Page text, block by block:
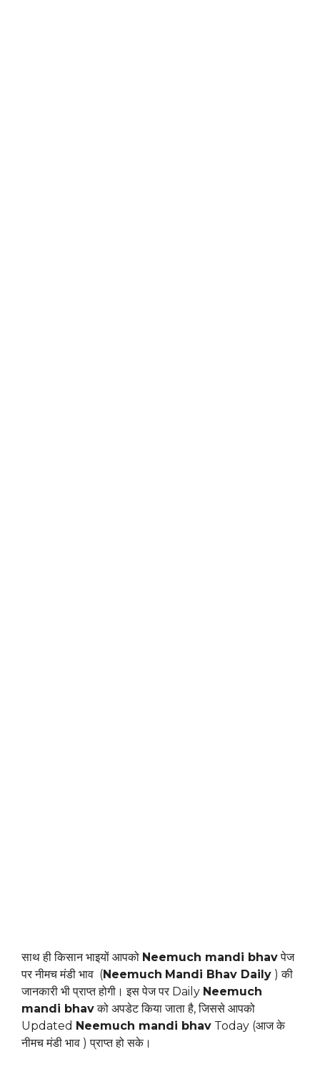
साथ ही किसान भाइयों आपको Neemuch mandi bhavपेज
पर नीमच मंडी भाव (Neemuch Mandi Bhav Daily ) की
जानकारी भी प्राप्त होगी। इस पेज पर Daily Neemuch
mandi bhavको अपडेट किया जाता है, जिससे आपको
Updated Neemuch mandi bhav Today (आज के
नीमच मंडी भाव ) प्राप्त हो सके।